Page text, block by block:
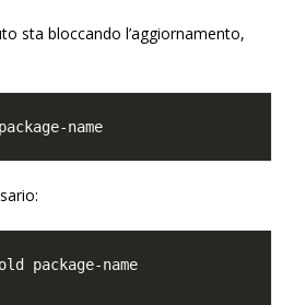
sta bloccando l’aggiornamento,